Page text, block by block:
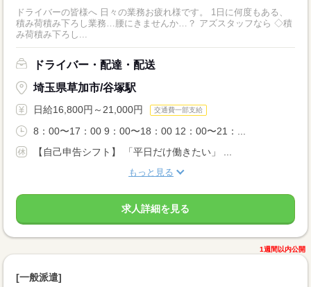
ドライバーの皆様へ 日々の業務お疲れ様です。 1日に何度もある、
積み荷積み下ろし業務…腰にきませんか…？ アズスタッフなら ◇積
み荷積み下ろし...
ドライバー・配達・配送
埼玉県草加市/谷塚駅
日給16,800円～21,000円 交通費一部支給
8：00〜17：00 9：00〜18：00 12：00〜21：...
【自己申告シフト】 「平日だけ働きたい」 ...
もっと見る
求人詳細を見る
1週間以内公開
[一般派遣]